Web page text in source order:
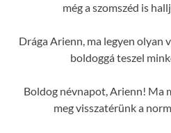
még a szomszéd is
Drága Arienn, ma legyen olyan
boldoggá teszel
Boldog névnapot, Arienn! Ma
meg visszatérünk a